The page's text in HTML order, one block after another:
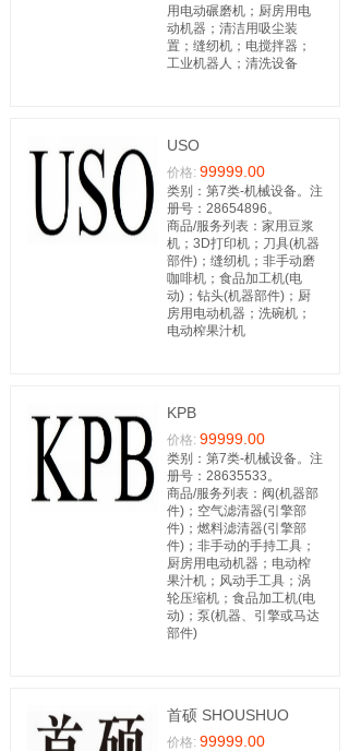
用电动碾磨机；厨房用电
动机器；清洁用吸尘装
置；缝纫机；电搅拌器；
工业机器人；清洗设备
USO
价格: 99999.00
类别：第7类-机械设备。注
册号：28654896。
商品/服务列表：家用豆浆
机；3D打印机；刀具(机器
部件)；缝纫机；非手动磨
咖啡机；食品加工机(电
动)；钻头(机器部件)；厨
房用电动机器；洗碗机；
电动榨果汁机
KPB
价格: 99999.00
类别：第7类-机械设备。注
册号：28635533。
商品/服务列表：阀(机器部
件)；空气滤清器(引擎部
件)；燃料滤清器(引擎部
件)；非手动的手持工具；
厨房用电动机器；电动榨
果汁机；风动手工具；涡
轮压缩机；食品加工机(电
动)；泵(机器、引擎或马达
部件)
首硕 SHOUSHUO
价格: 99999.00